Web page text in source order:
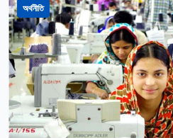
অর্থনীতি